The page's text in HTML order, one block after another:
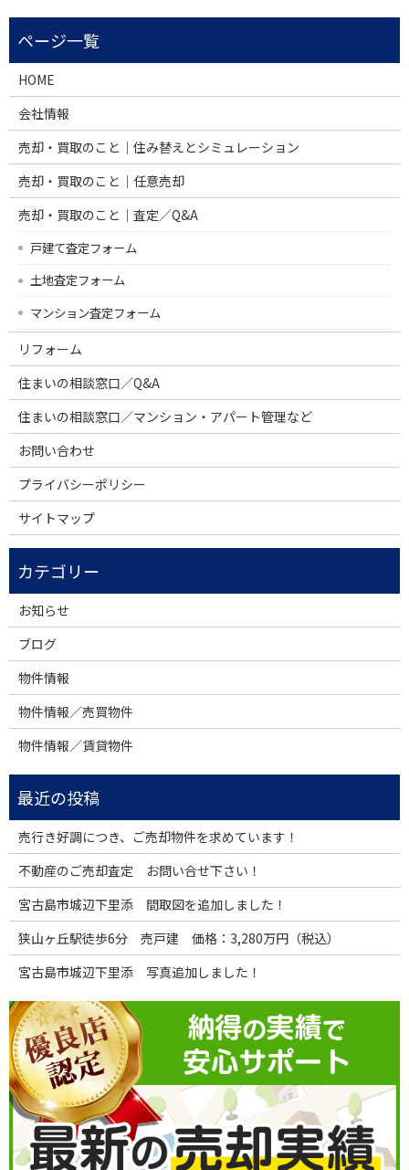
HOME
会社情報
売却・買取のこと｜住み替えとシミュレーション
売却・買取のこと｜任意売却
売却・買取のこと｜査定／Q&A
戸建て査定フォーム
土地査定フォーム
マンション査定フォーム
リフォーム
住まいの相談窓口／Q&A
住まいの相談窓口／マンション・アパート管理など
お問い合わせ
プライバシーポリシー
サイトマップ
お知らせ
ブログ
物件情報
物件情報／売買物件
物件情報／賃貸物件
売行き好調につき、ご売却物件を求めています！
不動産のご売却査定 お問い合せ下さい！
宮古島市城辺下里添 間取図を追加しました！
狭山ヶ丘駅徒歩6分 売戸建 価格：3,280万円（税込）
宮古島市城辺下里添 写真追加しました！